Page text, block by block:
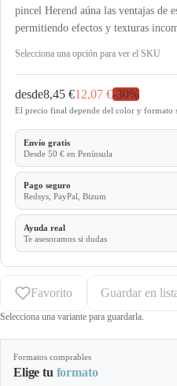
pincel Herend aúna las ventajas de
permitiendo efectos y texturas
Selecciona una opción para ver el SKU
desde8,45 €12,07 €-30%
El precio final depende del color y formato
Envío gratis
Desde 50 € en Península
Pago seguro
Redsys, PayPal, Bizum
Ayuda real
Te asesoramos si dudas
Favorito Guardar en
Selecciona una variante para guardarla.
Formatos comprables
Elige tu formato